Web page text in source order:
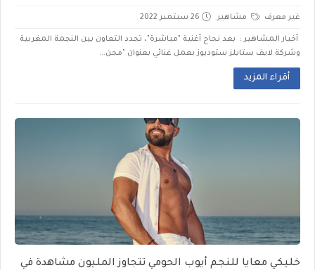
غير معرف مشاهير 26 سبتمبر 2022
أخبار المشاهير : بعد نجاح أغنية "مباشرة"، تجدد التعاون بين النجمة المغربية
وشركة لايف ستايلز ستوديوز بعمل غنائي بعنوان "مجن...
أقراء المزيد
خليكي معايا للنجم أيوب الحومي تتجاوز المليون مشاهدة في